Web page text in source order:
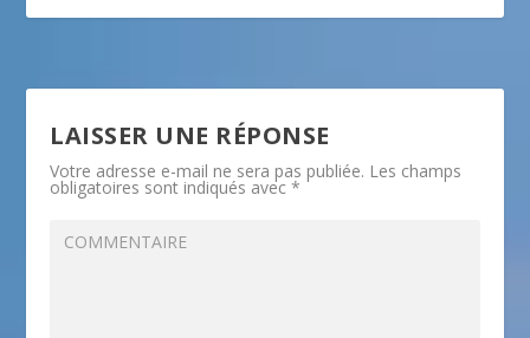
LAISSER UNE RÉPONSE
Votre adresse e-mail ne sera pas publiée. Les champs
obligatoires sont indiqués avec*